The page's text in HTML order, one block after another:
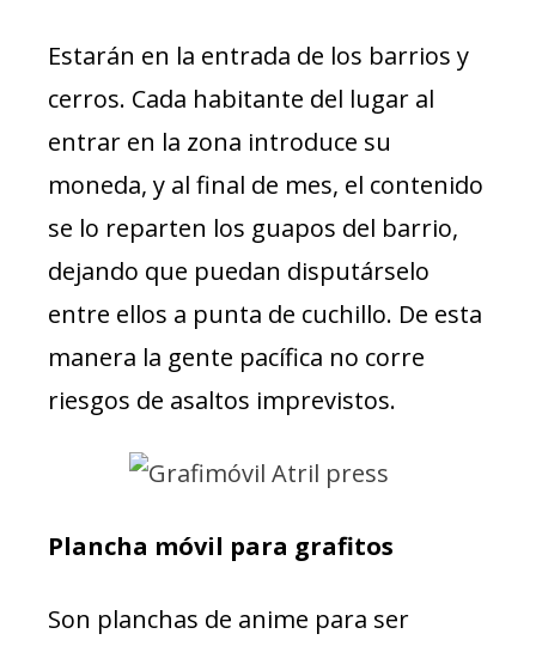
Estarán en la entrada de los barrios y
cerros. Cada habitante del lugar al
entrar en la zona introduce su
moneda, y al final de mes, el contenido
se lo reparten los guapos del barrio,
dejando que puedan disputárselo
entre ellos a punta de cuchillo. De esta
manera la gente pacífica no corre
riesgos de asaltos imprevistos.
Plancha móvil para grafitos
Son planchas de anime para ser